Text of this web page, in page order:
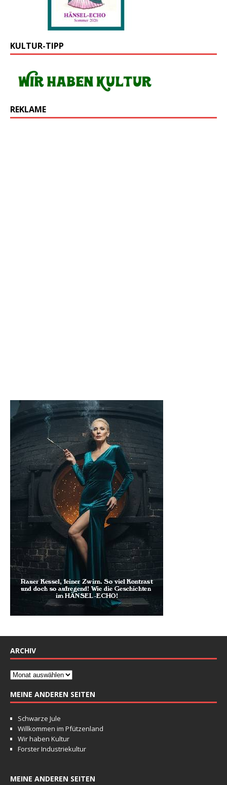
KULTUR-TIPP
REKLAME
ARCHIV
MEINE ANDEREN SEITEN
Schwarze Jule
Willkommen im Pfützenland
Wir haben Kultur
Forster Industriekultur
MEINE ANDEREN SEITEN